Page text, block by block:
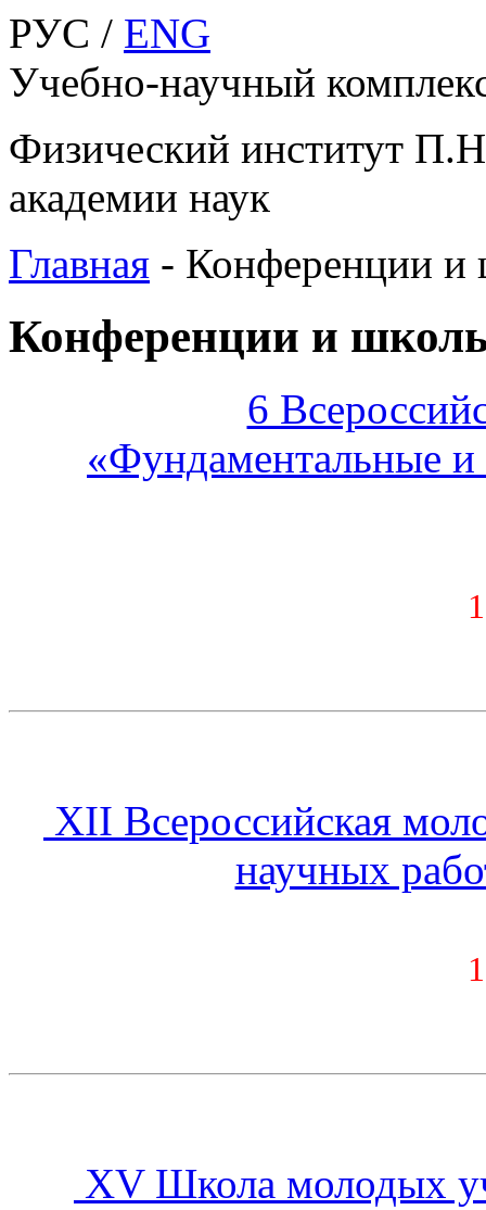
РУС / ENG
Учебно-научный
Физический институт
академии наук
Главная - Конференции и
Конференции и
6
«Фундаментальные
XII Всероссийская
научных
XV Школа молодых